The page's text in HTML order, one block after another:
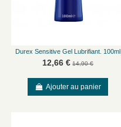
Durex Sensitive Gel Lubrifiant. 100ml
12,66 € 14,90 €
Ajouter au panier